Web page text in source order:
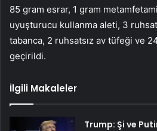
85 gram esrar, 1 gram
uyuşturucu kullanma aleti, 3
tabanca, 2 ruhsatsız av tüfeği ve
geçirildi.
İlgili Makaleler
Trump: Şi ve